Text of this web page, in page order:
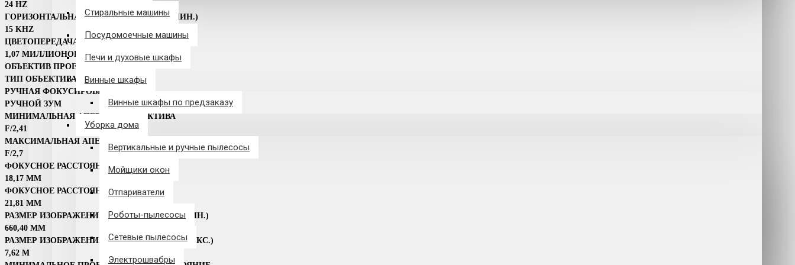
Стиральные машины
Посудомоечные машины
Печи и духовые шкафы
Винные шкафы
Винные шкафы по предзаказу
Уборка дома
Вертикальные и ручные пылесосы
Мойщики окон
Отпариватели
Роботы-пылесосы
Сетевые пылесосы
Электрошвабры
24 HZ
ГОРИЗОНТАЛЬНАЯ СИНХРОНИЗАЦИЯ (МИН.)
15 KHZ
ЦВЕТОПЕРЕДАЧА
1,07 МИЛЛИОНОВ ЦВЕТОВ (30 БИТ)
ОБЪЕКТИВ ПРОЕКТОРА
ТИП ОБЪЕКТИВА
РУЧНАЯ ФОКУСИРОВКА
РУЧНОЙ ЗУМ
МИНИМАЛЬНАЯ АПЕРТУРА ОБЪЕКТИВА
F/2,41
МАКСИМАЛЬНАЯ АПЕРТУРА ОБЪЕКТИВА
F/2,7
ФОКУСНОЕ РАССТОЯНИЕ (МИН.)
18,17 ММ
ФОКУСНОЕ РАССТОЯНИЕ (МАКС.)
21,81 ММ
РАЗМЕР ИЗОБРАЖЕНИЯ ПО ДИАГОНАЛИ (МИН.)
660,40 ММ
РАЗМЕР ИЗОБРАЖЕНИЯ ПО ДИАГОНАЛИ (МАКС.)
7,62 M